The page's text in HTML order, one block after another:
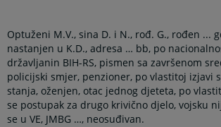
Optuženi M.V., sina D. i N., rođ. G., rođen ...
nastanjen u K.D., adresa … bb, po
državljanin BIH-RS, pismen sa završenom
policijski smjer, penzioner, po vlastitoj izjavi
stanja, oženjen, otac jednog djeteta, po
se postupak za drugo krivično djelo, vojsku
se u VE, JMBG …, neosuđivan.